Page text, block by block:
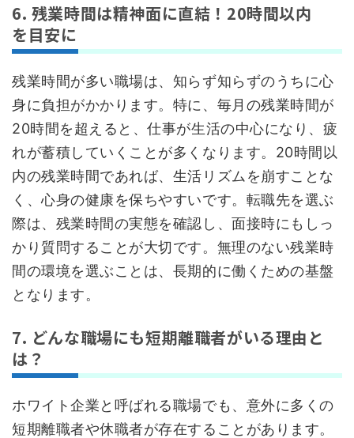
6. 残業時間は精神面に直結！20時間以内
を目安に
残業時間が多い職場は、知らず知らずのうちに心
身に負担がかかります。特に、毎月の残業時間が
20時間を超えると、仕事が生活の中心になり、疲
れが蓄積していくことが多くなります。20時間以
内の残業時間であれば、生活リズムを崩すことな
く、心身の健康を保ちやすいです。転職先を選ぶ
際は、残業時間の実態を確認し、面接時にもしっ
かり質問することが大切です。無理のない残業時
間の環境を選ぶことは、長期的に働くための基盤
となります。
7. どんな職場にも短期離職者がいる理由と
は？
ホワイト企業と呼ばれる職場でも、意外に多くの
短期離職者や休職者が存在することがあります。